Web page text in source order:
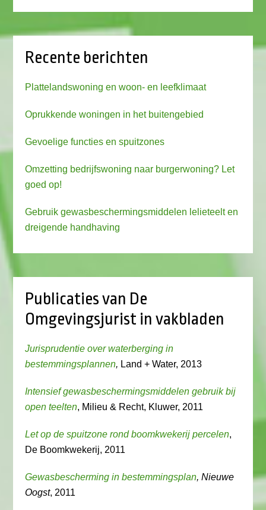
Recente berichten
Plattelandswoning en woon- en leefklimaat
Oprukkende woningen in het buitengebied
Gevoelige functies en spuitzones
Omzetting bedrijfswoning naar burgerwoning? Let
goed op!
Gebruik gewasbeschermingsmiddelen lelieteelt en
dreigende handhaving
Publicaties van De
Omgevingsjurist in vakbladen
Jurisprudentie over waterberging in
bestemmingsplannen, Land + Water, 2013
Intensief gewasbeschermingsmiddelen gebruik bij
open teelten, Milieu & Recht, Kluwer, 2011
Let op de spuitzone rond boomkwekerij percelen,
De Boomkwekerij, 2011
Gewasbescherming in bestemmingsplan, Nieuwe
Oogst, 2011